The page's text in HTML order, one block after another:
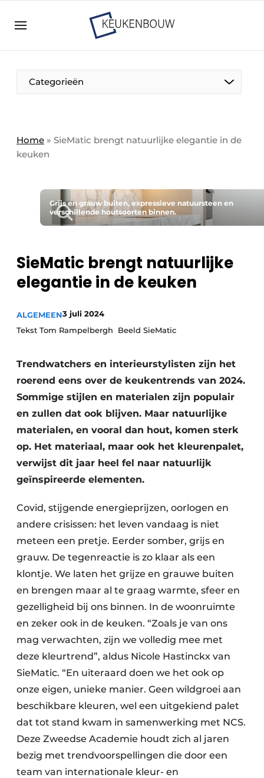
Bedrijven
Bedrijven
Direct contact
Evenement aanmelden
in de keuken-, woon-, en badkamerbranche
Meest gelezen
Privacy / Cookie statement
Vacature aanmelden
Video’s
Categorieën
Home » SieMatic brengt natuurlijke elegantie in de
keuken
Grijs en grauw buiten, expressieve natuursteen en
verschillende houtsoorten binnen.
SieMatic brengt natuurlijke
elegantie in de keuken
ALGEMEEN3 juli 2024
Tekst Tom Rampelbergh Beeld SieMatic
Trendwatchers en interieurstylisten zijn het
roerend eens over de keukentrends van 2024.
Sommige stijlen en materialen zijn populair
en zullen dat ook blijven. Maar natuurlijke
materialen, en vooral dan hout, komen sterk
op. Het materiaal, maar ook het kleurenpalet,
verwijst dit jaar heel fel naar natuurlijk
geïnspireerde elementen.
Covid, stijgende energieprijzen, oorlogen en
andere crisissen: het leven vandaag is niet
meteen een pretje. Eerder somber, grijs en
grauw. De tegenreactie is zo klaar als een
klontje. We laten het grijze en grauwe buiten
en brengen maar al te graag warmte, sfeer en
gezelligheid bij ons binnen. In de woonruimte
en zeker ook in de keuken. “Zoals je van ons
mag verwachten, zijn we volledig mee met
deze kleurtrend”, aldus Nicole Hastinckx van
SieMatic. “En uiteraard doen we het ook op
onze eigen, unieke manier. Geen wildgroei aan
beschikbare kleuren, wel een uitgekiend palet
dat tot stand kwam in samenwerking met NCS.
Deze Zweedse Academie houdt zich al jaren
bezig met trendvoorspellingen die door een
team van internationale kleur- en